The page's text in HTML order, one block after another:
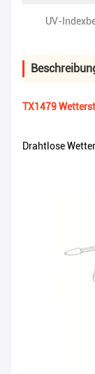
UV-
TX1479
Drahtlose